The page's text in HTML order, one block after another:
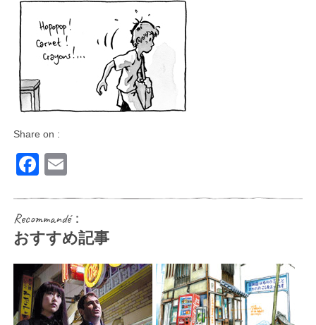
Share on :
Facebook
Recommandé：
おすすめ記事